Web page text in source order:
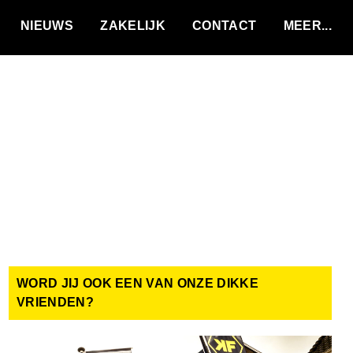
NIEUWS ZAKELIJK CONTACT
WORD JIJ OOK EEN VAN ONZE DIKKE
VRIENDEN?